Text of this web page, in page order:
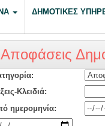
ΔΗΜΟΤΙΚΈΣ
Αποφάσεις
Κλειδιά:
ημερομηνία: